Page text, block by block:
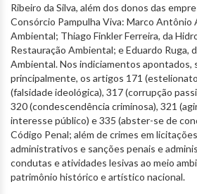
Ribeiro da Silva, além dos donos das
Consórcio Pampulha Viva: Marco Antônio
Ambiental; Thiago Finkler Ferreira, da
Restauração Ambiental; e Eduardo Ruga,
Ambiental. Nos indiciamentos apontados,
principalmente, os artigos 171
(falsidade ideológica), 317 (corrupção
320 (condescendência criminosa), 321
interesse público) e 335 (abster-se de
Código Penal; além de crimes em
administrativos e sanções penais e
condutas e atividades lesivas ao meio
patrimônio histórico e artístico nacional.